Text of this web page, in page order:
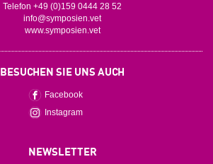
Telefon +49 (0)159 0444 28 52
info@symposien.vet
www.symposien.vet
BESUCHEN SIE UNS AUCH
Facebook
Instagram
NEWSLETTER